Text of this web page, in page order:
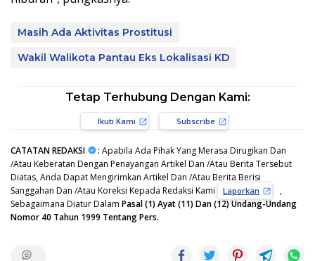
Masih Ada Aktivitas Prostitusi
Wakil Walikota Pantau Eks Lokalisasi KD
Tetap Terhubung Dengan Kami:
Ikuti Kami Subscribe
CATATAN REDAKSI : Apabila Ada Pihak Yang Merasa Dirugikan Dan
/Atau Keberatan Dengan Penayangan Artikel Dan /Atau Berita Tersebut
Diatas, Anda Dapat Mengirimkan Artikel Dan /Atau Berita Berisi
Sanggahan Dan /Atau Koreksi Kepada Redaksi Kami
Laporkan
,
Sebagaimana Diatur Dalam Pasal (1) Ayat (11) Dan (12) Undang-Undang
Nomor 40 Tahun 1999 Tentang Pers.